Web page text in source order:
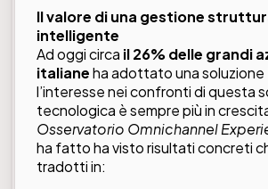
Il valore di una gestione
intelligente
Ad oggi circa il 26% delle grandi
italianeha adottato una soluzione
l’interesse nei confronti di questa
tecnologica è sempre più in
Osservatorio Omnichannel
ha fatto ha visto risultati concreti
tradotti in: